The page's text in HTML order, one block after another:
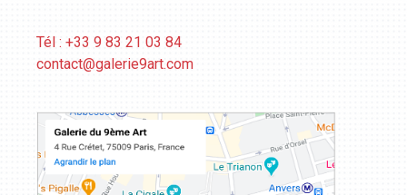
Tél : +33 9 83 21 03 84
contact@galerie9art.com